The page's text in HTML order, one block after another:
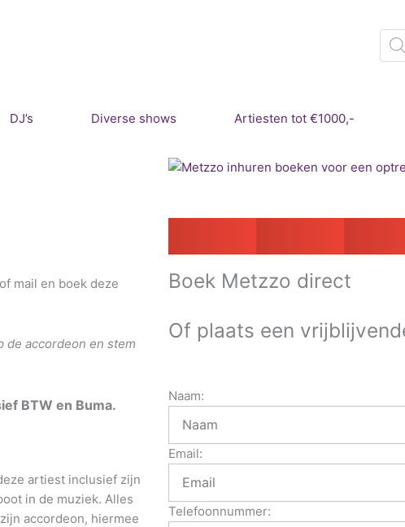
DJ’s Diverse shows Artiesten tot €1000,-
mail en boek deze
de accordeon en stem
BTW en Buma.
artiest inclusief zijn
in de muziek. Alles
accordeon, hiermee
Boek Metzzo direct
Of plaats een
Naam:
Email:
Telefoonnummer: